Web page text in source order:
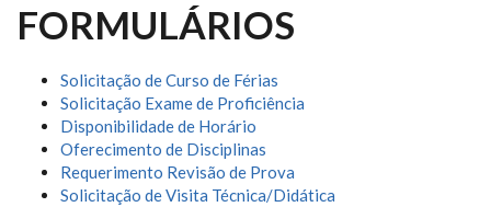
FORMULÁRIOS
Solicitação de Curso de Férias
Solicitação Exame de Proficiência
Disponibilidade de Horário
Oferecimento de Disciplinas
Requerimento Revisão de Prova
Solicitação de Visita Técnica/Didática